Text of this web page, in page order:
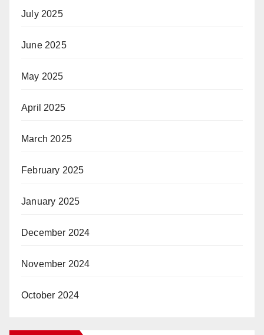
July 2025
June 2025
May 2025
April 2025
March 2025
February 2025
January 2025
December 2024
November 2024
October 2024